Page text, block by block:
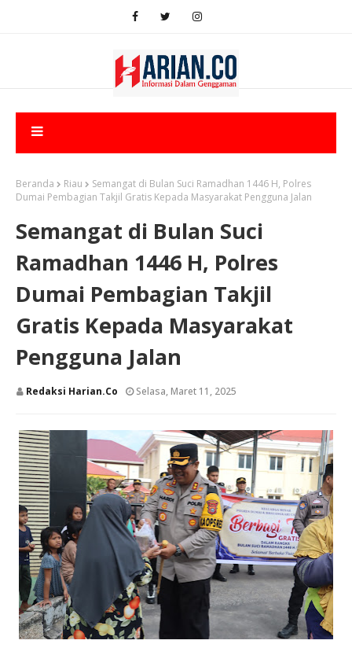
Beranda Riau
Semangat di Bulan Suci Ramadhan 1446 H, Polres
Dumai Pembagian Takjil Gratis Kepada Masyarakat Pengguna Jalan
Semangat di Bulan Suci
Ramadhan 1446 H, Polres
Dumai Pembagian Takjil
Gratis Kepada Masyarakat
Pengguna Jalan
Redaksi Harian.co Selasa, Maret 11, 2025